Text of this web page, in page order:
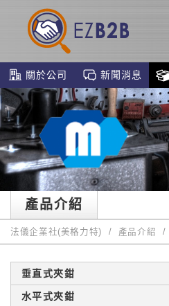
關於公司 新聞消息
產品介紹
法儀企業社(美格力特) 產品介紹
垂直式夾鉗
水平式夾鉗